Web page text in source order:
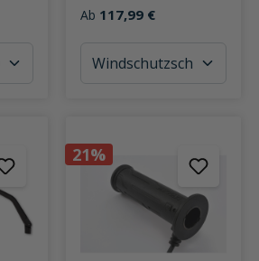
Ab 117,99 €
21%